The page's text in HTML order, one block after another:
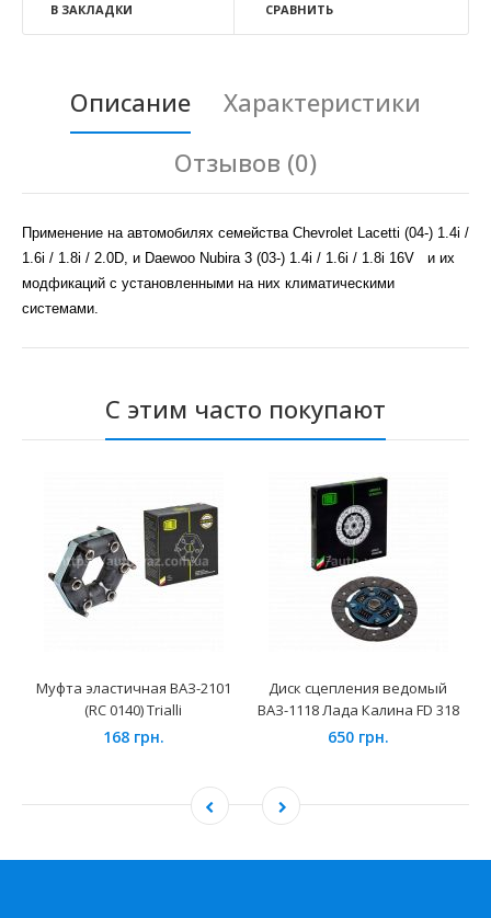
В ЗАКЛАДКИ СРАВНИТЬ
Описание
Характеристики
Отзывов (0)
Применение на автомобилях семейства Chevrolet Lacetti (04-) 1.4i /
1.6i / 1.8i / 2.0D, и Daewoo Nubira 3 (03-) 1.4i / 1.6i / 1.8i 16V и их
модфикаций с установленными на них климатическими
системами.
С этим часто покупают
Муфта эластичная ВАЗ-2101
(RC 0140) Trialli
168 грн.
Диск сцепления ведомый
ВАЗ-1118 Лада Калина FD 318
650 грн.